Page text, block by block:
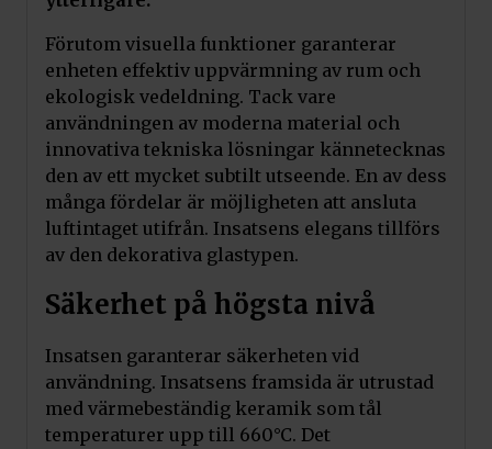
Förutom visuella funktioner garanterar
enheten effektiv uppvärmning av rum och
ekologisk vedeldning. Tack vare
användningen av moderna material och
innovativa tekniska lösningar kännetecknas
den av ett mycket subtilt utseende. En av dess
många fördelar är möjligheten att ansluta
luftintaget utifrån. Insatsens elegans tillförs
av den dekorativa glastypen.
Säkerhet på högsta nivå
Insatsen garanterar säkerheten vid
användning. Insatsens framsida är utrustad
med värmebeständig keramik som tål
temperaturer upp till 660°C. Det